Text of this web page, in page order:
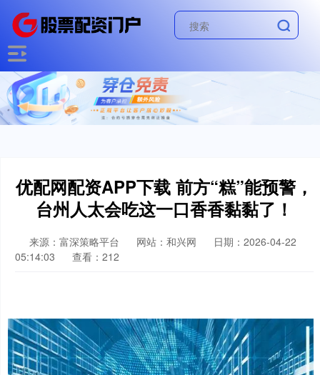
优配网配资APP下载 前方“糕”能预警，
台州人太会吃这一口香香黏黏了！
来源：富深策略平台 网站：和兴网
日期：2026-04-22
05:14:03
查看：212